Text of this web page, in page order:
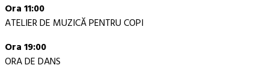
Ora 11:00
ATELIER DE MUZICĂ PENTRU COPI
Ora 19:00
ORA DE DANS